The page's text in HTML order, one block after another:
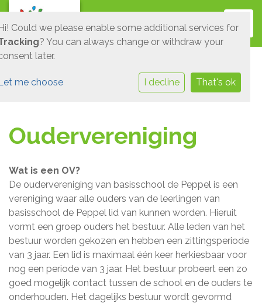
Oudervereniging
Wat is een OV?
De oudervereniging van basisschool de Peppel is een
vereniging waar alle ouders van de leerlingen van
basisschool de Peppel lid van kunnen worden. Hieruit
vormt een groep ouders het bestuur. Alle leden van het
bestuur worden gekozen en hebben een zittingsperiode
van 3 jaar. Een lid is maximaal één keer herkiesbaar voor
nog een periode van 3 jaar. Het bestuur probeert een zo
goed mogelijk contact tussen de school en de ouders te
onderhouden. Het dagelijks bestuur wordt gevormd
Could we please enable some additional services for
? You can always change or withdraw your
later.
me choose I decline That's ok